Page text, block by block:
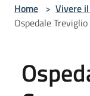
Home > Vivere
Ospedale